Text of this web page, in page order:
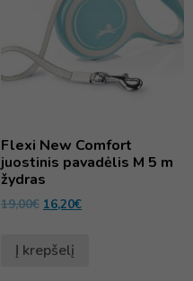
Flexi New Comfort
juostinis pavadėlis M 5 m
žydras
19,00€ 16,20€
Į krepšelį